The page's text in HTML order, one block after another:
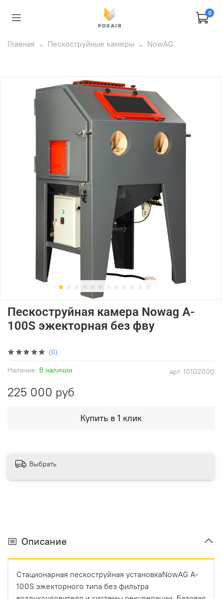
0
Главная Пескоструйные камеры NowAG
(0)
арт. 10102000
Наличие: В наличии
Пескоструйная камера Nowag A-
100S эжекторная без фву
225 000 руб
Купить в 1 клик
Выбрать
Описание
Стационарная пескоструйная установкаNowAG A-
100S эжекторного типа без фильтра